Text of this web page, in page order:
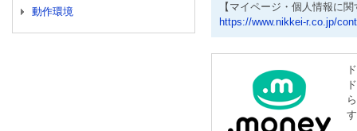
【マイページ・個人情報に
https://www.nikkei-r.co.jp/
動作環境